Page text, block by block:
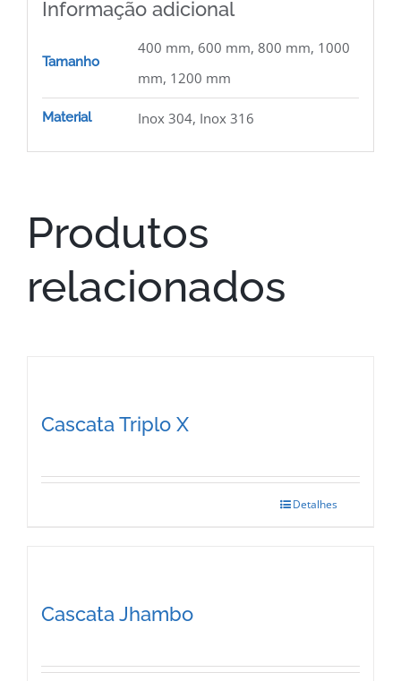
Informação adicional
Tamanho
400 mm, 600 mm, 800 mm, 1000
mm, 1200 mm
Material Inox 304, Inox 316
Produtos
relacionados
Cascata Triplo X
multiple
The
Detalhes
Cascata Jhambo